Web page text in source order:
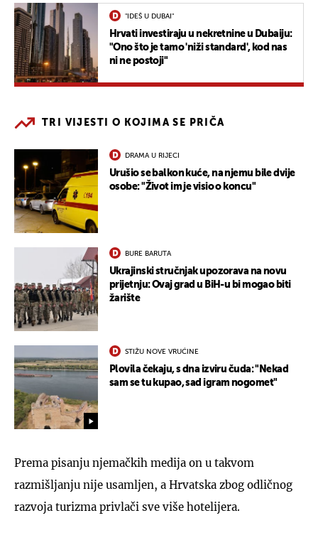
"IDEŠ U DUBAI"
Hrvati investiraju u nekretnine u Dubaiju:
"Ono što je tamo 'niži standard', kod nas
ni ne postoji"
TRI VIJESTI O KOJIMA SE PRIČA
DRAMA U RIJECI
Urušio se balkon kuće, na njemu bile dvije
osobe: "Život im je visio o koncu"
BURE BARUTA
Ukrajinski stručnjak upozorava na novu
prijetnju: Ovaj grad u BiH-u bi mogao biti
žarište
STIŽU NOVE VRUĆINE
Plovila čekaju, s dna izviru čuda: "Nekad
sam se tu kupao, sad igram nogomet"
Prema pisanju njemačkih medija on u takvom
razmišljanju nije usamljen, a Hrvatska zbog odličnog
razvoja turizma privlači sve više hotelijera.